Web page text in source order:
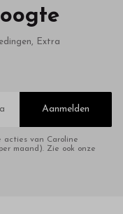
Extra
Aanmelden
acties van Caroline
maand). Zie ook onze